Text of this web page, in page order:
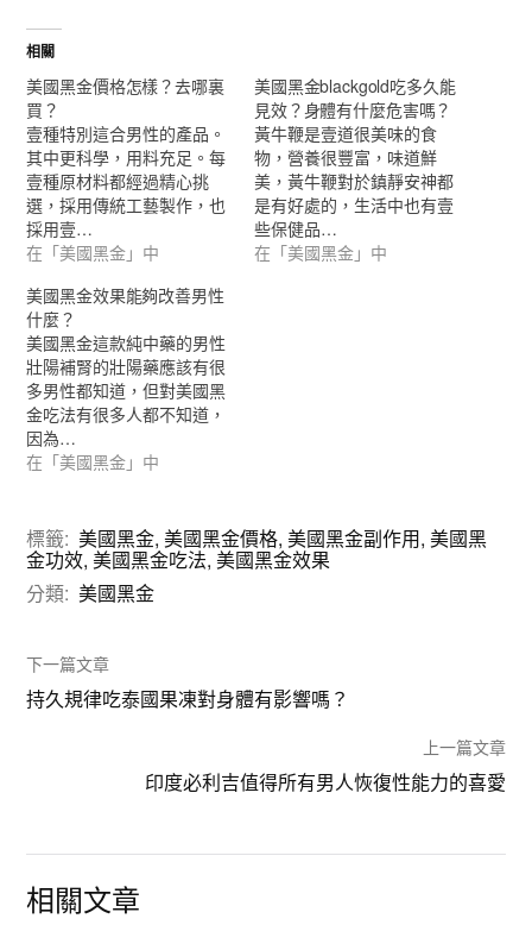
相關
美國黑金價格怎樣？去哪裏
買？
壹種特別這合男性的產品。
其中更科學，用料充足。每
壹種原材料都經過精心挑
選，採用傳統工藝製作，也
採用壹…
在「美國黑金」中
美國黑金blackgold吃多久能
見效？身體有什麼危害嗎？
黃牛鞭是壹道很美味的食
物，營養很豐富，味道鮮
美，黃牛鞭對於鎮靜安神都
是有好處的，生活中也有壹
些保健品…
在「美國黑金」中
美國黑金效果能夠改善男性
什麼？
美國黑金這款純中藥的男性
壯陽補腎的壯陽藥應該有很
多男性都知道，但對美國黑
金吃法有很多人都不知道，
因為…
在「美國黑金」中
標籤: 美國黑金,美國黑金價格,美國黑金副作用,美國黑
金功效,美國黑金吃法,美國黑金效果
分類: 美國黑金
下一篇文章
持久規律吃泰國果凍對身體有影響嗎？
上一篇文章
印度必利吉值得所有男人恢復性能力的喜愛
相關文章